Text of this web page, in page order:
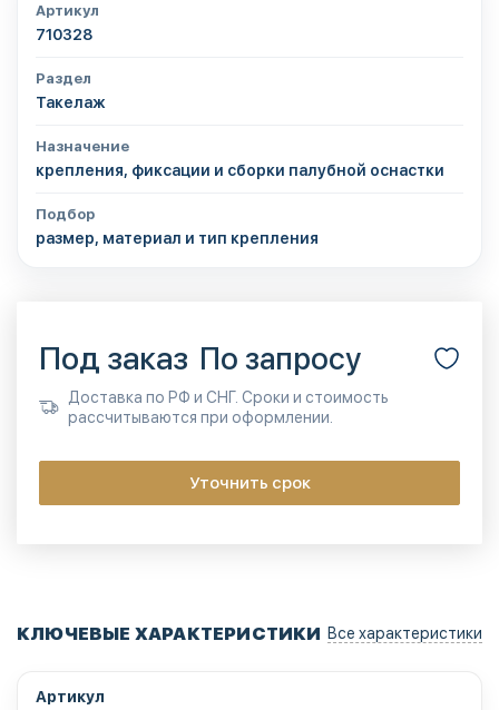
Артикул
710328
Раздел
Такелаж
Назначение
крепления, фиксации и сборки палубной оснастки
Подбор
размер, материал и тип крепления
Под заказ По запросу
Доставка по РФ и СНГ. Сроки и стоимость
рассчитываются при оформлении.
Уточнить срок
КЛЮЧЕВЫЕ ХАРАКТЕРИСТИКИ Все характеристики
Артикул